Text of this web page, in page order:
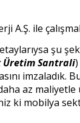
A.Ş. ile
şu
Üretim Santrali
imzaladık.
az maliyetle
mobilya